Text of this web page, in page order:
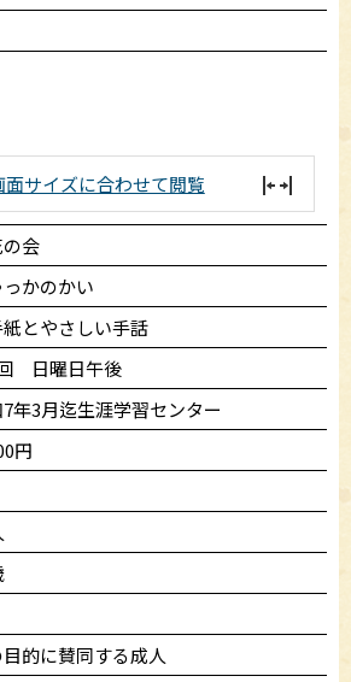
面サイズに合わせて閲覧
会
かのかい
とやさしい手話
日曜日午後
年3月迄生涯学習センター
円
的に賛同する成人